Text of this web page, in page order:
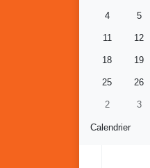
Calendrier
4 5
11 12
18 19
25 26
2 3